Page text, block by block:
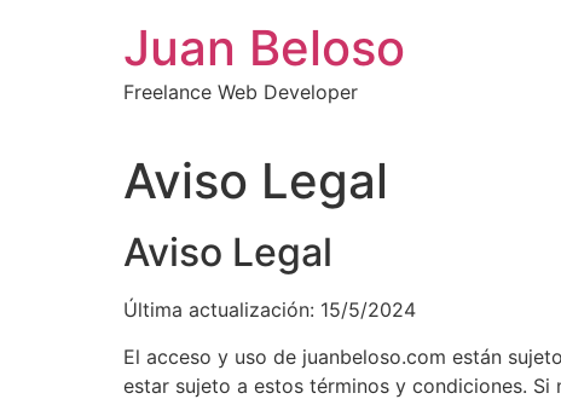
Juan Beloso
Freelance Web Developer
Aviso Legal
Aviso Legal
Última actualización: 15/5/2024
El acceso y uso de juanbeloso.com están
estar sujeto a estos términos y condiciones.